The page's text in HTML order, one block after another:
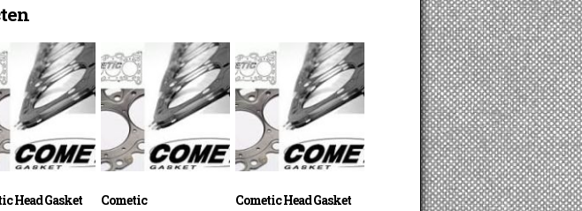
Head Gasket
Cometic
Cometic Head Gasket